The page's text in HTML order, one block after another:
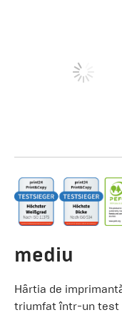
mediu
Hârtia de
triumfat într-un test